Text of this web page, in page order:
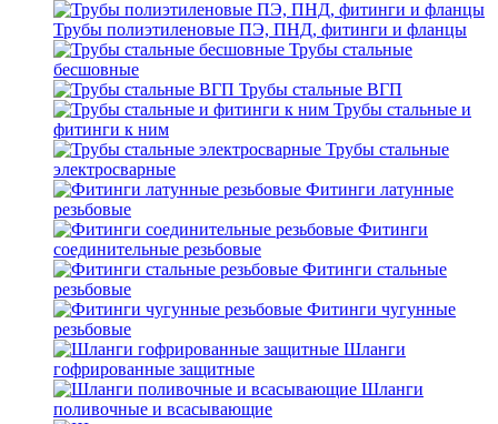
Трубы полиэтиленовые ПЭ, ПНД, фитинги и фланцы
Трубы стальные
бесшовные
Трубы стальные ВГП
Трубы стальные и
фитинги к ним
Трубы стальные
электросварные
Фитинги латунные
резьбовые
Фитинги
соединительные резьбовые
Фитинги стальные
резьбовые
Фитинги чугунные
резьбовые
Шланги
гофрированные защитные
Шланги
поливочные и всасывающие